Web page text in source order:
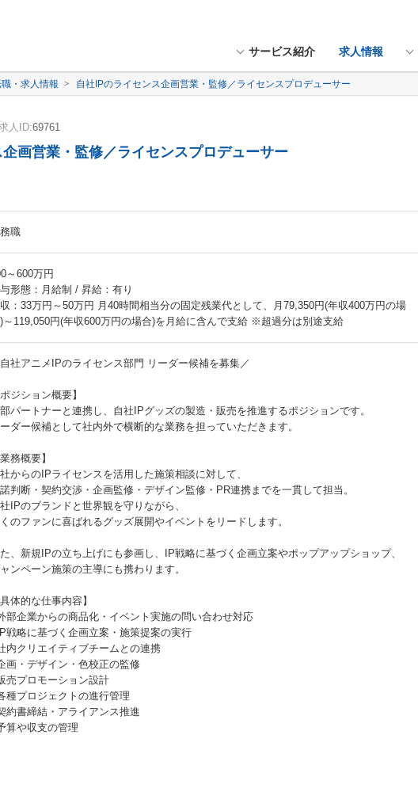
サービス紹介 求人情報
・求人情報 自社IPのライセンス企画営業・監修／ライセンスプロデューサー
人ID:69761
画営業・監修／ライセンスプロデューサー
職
～600万円
形態：月給制 / 昇給：有り
：33万円～50万円 月40時間相当分の固定残業代として、月79,350円(年収400万円の場
～119,050円(年収600万円の場合)を月給に含んで支給 ※超過分は別途支給
社アニメIPのライセンス部門 リーダー候補を募集／
ポジション概要】
パートナーと連携し、自社IPグッズの製造・販売を推進するポジションです。
ーダー候補として社内外で横断的な業務を担っていただきます。
業務概要】
からのIPライセンスを活用した施策相談に対して、
判断・契約交渉・企画監修・デザイン監修・PR連携までを一貫して担当。
IPのブランドと世界観を守りながら、
のファンに喜ばれるグッズ展開やイベントをリードします。
、新規IPの立ち上げにも参画し、IP戦略に基づく企画立案やポップアップショップ、
ンペーン施策の主導にも携わります。
具体的な仕事内容】
部企業からの商品化・イベント実施の問い合わせ対応
戦略に基づく企画立案・施策提案の実行
内クリエイティブチームとの連携
画・デザイン・色校正の監修
売プロモーション設計
種プロジェクトの進行管理
約書締結・アライアンス推進
算や収支の管理